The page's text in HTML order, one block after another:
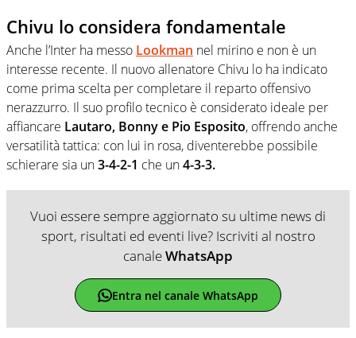
Chivu lo considera fondamentale
Anche l’Inter ha messo Lookman nel mirino e non è un
interesse recente. Il nuovo allenatore Chivu lo ha indicato
come prima scelta per completare il reparto offensivo
nerazzurro. Il suo profilo tecnico è considerato ideale per
affiancare Lautaro, Bonny e Pio Esposito, offrendo anche
versatilità tattica: con lui in rosa, diventerebbe possibile
schierare sia un3-4-2-1 che un4-3-3.
Vuoi essere sempre aggiornato su ultime news di
sport, risultati ed eventi live? Iscriviti al nostro
canaleWhatsApp
Entra nel canale WhatsApp